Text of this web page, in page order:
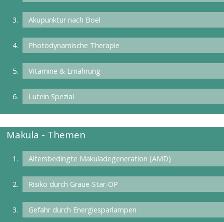
Akupunktur nach Boel
Photodynamische Therapie
Vitamine & Ernährung
Lutein Spezial
Makula - Themen
Altersbedingte Makuladegeneration (AMD)
Risiko durch Graue-Star-OP
Gefahr durch Energiesparlampen